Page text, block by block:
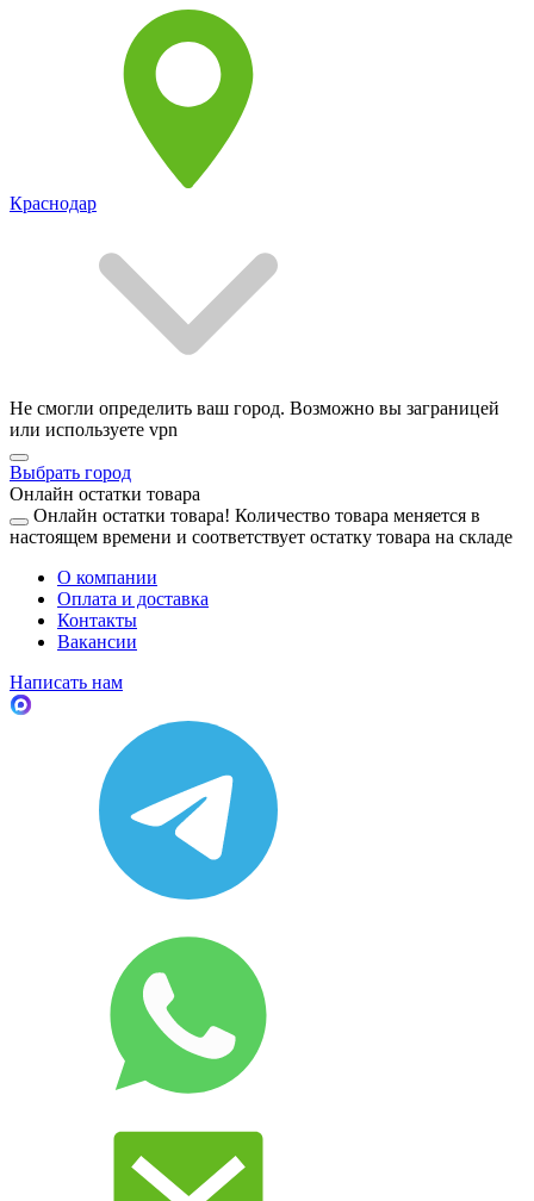
Краснодар
Не смогли определить ваш город. Возможно вы заграницей
или используете vpn
Выбрать город
Онлайн остатки товара
Онлайн остатки товара! Количество товара меняется в
настоящем времени и соответствует остатку товара на складе
О компании
Оплата и доставка
Контакты
Вакансии
Написать нам